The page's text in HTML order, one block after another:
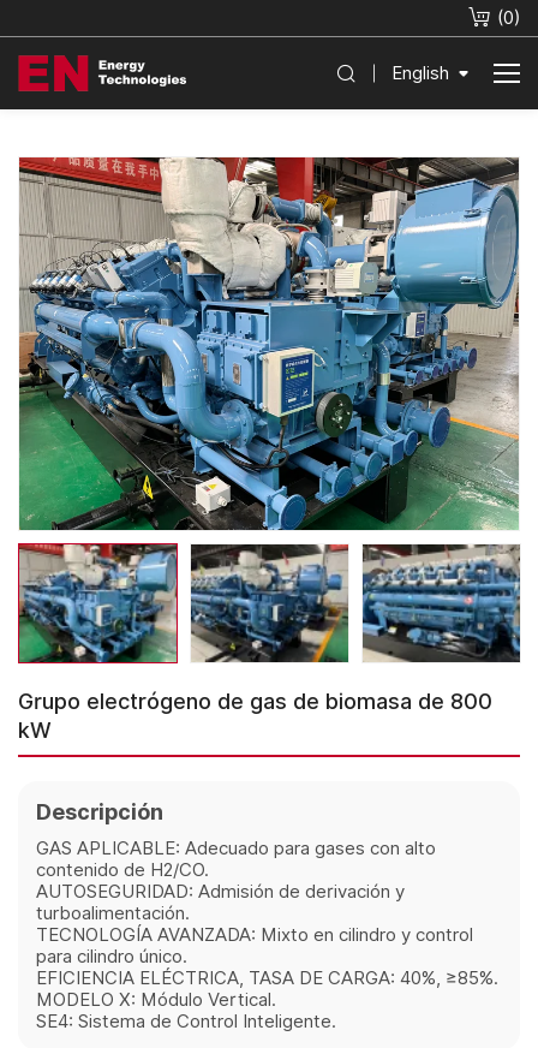
(0)
English
Grupo electrógeno de gas de biomasa de 800
kW
Descripción
GAS APLICABLE: Adecuado para gases con alto
contenido de H2/CO.
AUTOSEGURIDAD: Admisión de derivación y
turboalimentación.
TECNOLOGÍA AVANZADA: Mixto en cilindro y control
para cilindro único.
EFICIENCIA ELÉCTRICA, TASA DE CARGA: 40%, ≥85%.
MODELO X: Módulo Vertical.
SE4: Sistema de Control Inteligente.